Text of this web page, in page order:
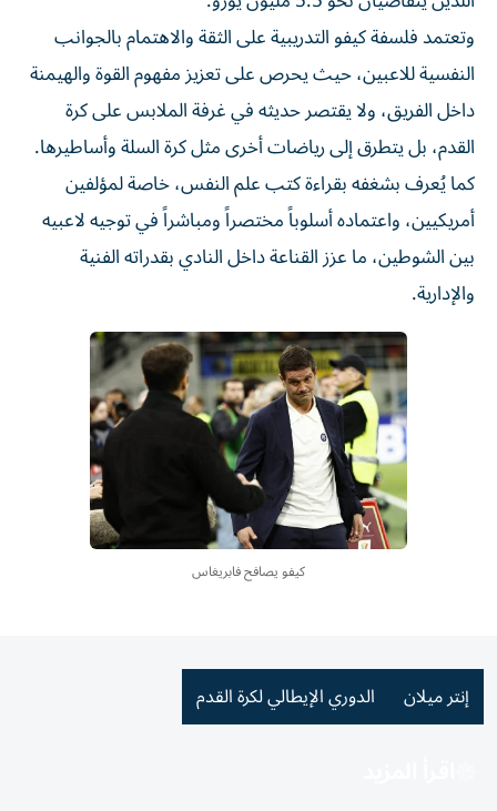
وتعتمد فلسفة كيفو التدريبية على الثقة والاهتمام بالجوانب
النفسية للاعبين، حيث يحرص على تعزيز مفهوم القوة والهيمنة
داخل الفريق، ولا يقتصر حديثه في غرفة الملابس على كرة
القدم، بل يتطرق إلى رياضات أخرى مثل كرة السلة وأساطيرها.
كما يُعرف بشغفه بقراءة كتب علم النفس، خاصة لمؤلفين
أمريكيين، واعتماده أسلوباً مختصراً ومباشراً في توجيه لاعبيه
بين الشوطين، ما عزز القناعة داخل النادي بقدراته الفنية
والإدارية.
كيفو يصافح فابريغاس
إنتر ميلان الدوري الإيطالي لكرة القدم